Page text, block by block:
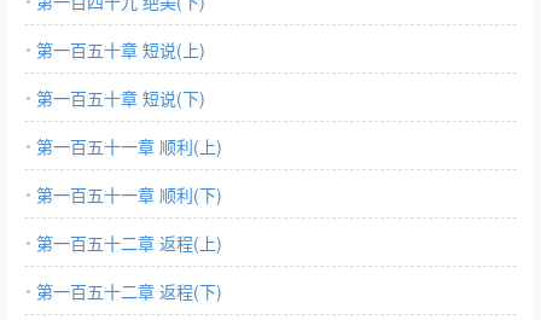
第一百五十章 短说(上)
第一百五十章 短说(下)
第一百五十一章 顺利(上)
第一百五十一章 顺利(下)
第一百五十二章 返程(上)
第一百五十二章 返程(下)